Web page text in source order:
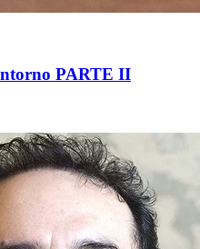
PARTE II